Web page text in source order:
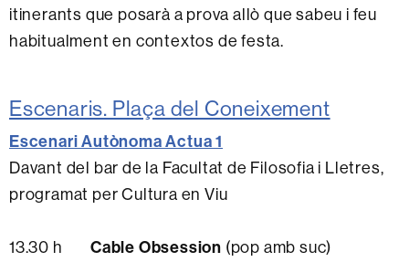
itinerants que posarà a prova allò que sabeu i feu
habitualment en contextos de festa.
Escenaris. Plaça del Coneixement
Escenari Autònoma Actua 1
Davant del bar de la Facultat de Filosofia i Lletres,
programat per Cultura en Viu
13.30 h Cable Obsession (pop amb suc)